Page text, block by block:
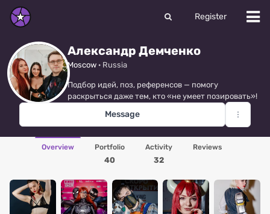
Register
Александр Демченко
Moscow · Russia
Подбор идей, поз, референсов — помогу
раскрыться даже тем, кто «не умеет позировать»!
Message
Overview Portfolio
40
Activity
32
Reviews